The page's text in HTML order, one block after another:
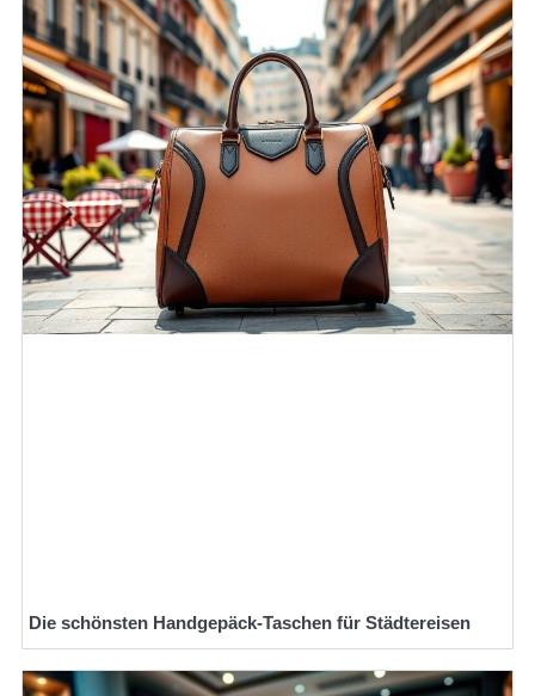
Die schönsten Handgepäck-Taschen für Städtereisen